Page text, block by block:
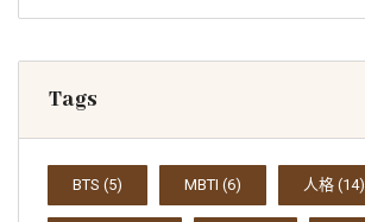
Tags
BTS (5) MBTI (6) 人格 (14)